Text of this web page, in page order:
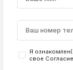
Я
свое